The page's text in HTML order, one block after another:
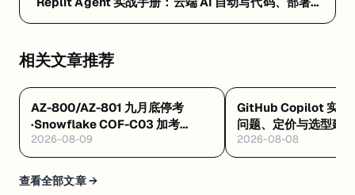
相关文章推荐
AZ-800/AZ-801 九月底停考
·Snowflake COF-C03 加考
Cortex AI·AWS 十万免费 AI 席
8/4 开训
2026-08-09
GitHub Copilot 实战
问题、定价与选型建议
2026-08-08
查看全部文章 →